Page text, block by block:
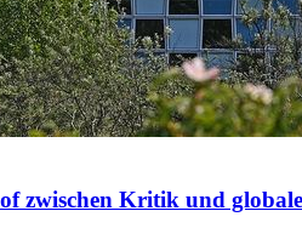
zwischen Kritik und